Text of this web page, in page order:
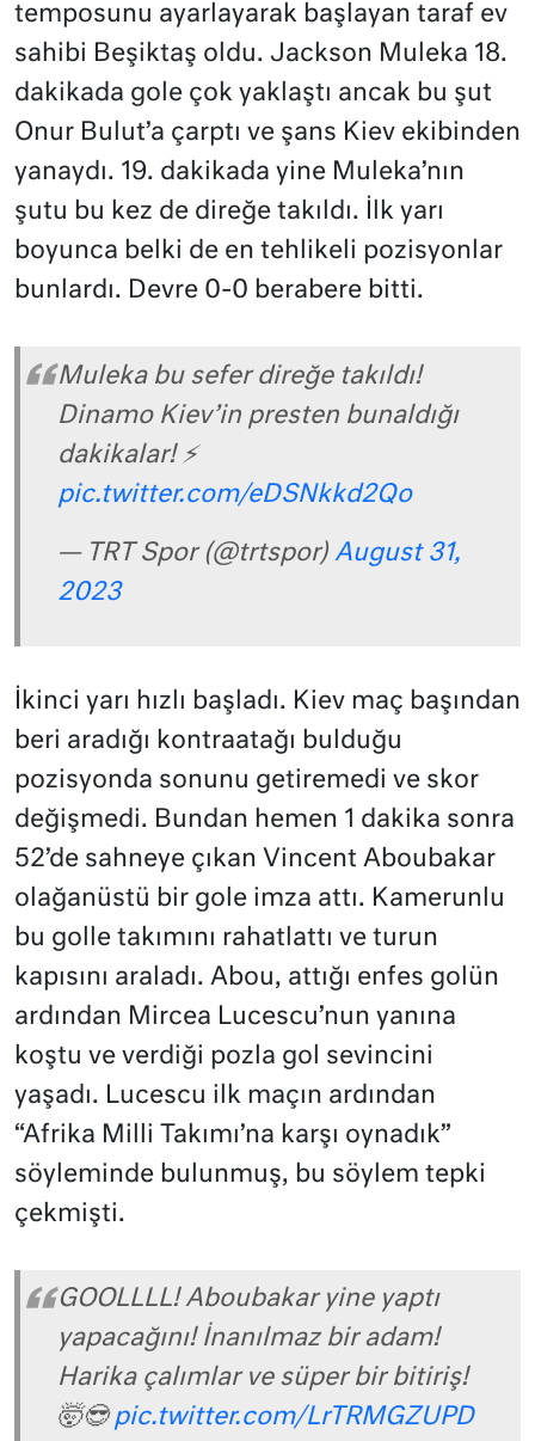
temposunu ayarlayarak başlayan taraf ev
sahibi Beşiktaş oldu. Jackson Muleka 18.
dakikada gole çok yaklaştı ancak bu şut
Onur Bulut’a çarptı ve şans Kiev ekibinden
yanaydı. 19. dakikada yine Muleka’nın
şutu bu kez de direğe takıldı. İlk yarı
boyunca belki de en tehlikeli pozisyonlar
bunlardı. Devre 0-0 berabere bitti.
Muleka bu sefer direğe takıldı!
Dinamo Kiev’in presten bunaldığı
dakikalar! ⚡️
pic.twitter.com/eDSNkkd2Qo
— TRT Spor (@trtspor) August 31,
2023
İkinci yarı hızlı başladı. Kiev maç başından
beri aradığı kontraatağı bulduğu
pozisyonda sonunu getiremedi ve skor
değişmedi. Bundan hemen 1 dakika sonra
52’de sahneye çıkan Vincent Aboubakar
olağanüstü bir gole imza attı. Kamerunlu
bu golle takımını rahatlattı ve turun
kapısını araladı. Abou, attığı enfes golün
ardından Mircea Lucescu’nun yanına
koştu ve verdiği pozla gol sevincini
yaşadı. Lucescu ilk maçın ardından
“Afrika Milli Takımı’na karşı oynadık”
söyleminde bulunmuş, bu söylem tepki
çekmişti.
GOOLLLL! Aboubakar yine yaptı
yapacağını! İnanılmaz bir adam!
Harika çalımlar ve süper bir bitiriş!
🤯😎pic.twitter.com/LrTRMGZUPD